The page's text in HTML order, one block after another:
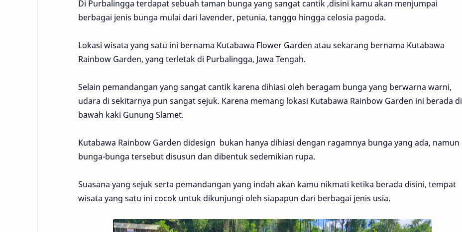
Di Purbalingga terdapat sebuah taman bunga yang sangat cantik ,disini kamu akan menjumpai
berbagai jenis bunga mulai dari lavender, petunia, tanggo hingga celosia pagoda.
Lokasi wisata yang satu ini bernama Kutabawa Flower Garden atau sekarang bernama Kutabawa
Rainbow Garden, yang terletak di Purbalingga, Jawa Tengah.
Selain pemandangan yang sangat cantik karena dihiasi oleh beragam bunga yang berwarna warni,
udara di sekitarnya pun sangat sejuk. Karena memang lokasi Kutabawa Rainbow Garden ini berada di
bawah kaki Gunung Slamet.
Kutabawa Rainbow Garden didesign bukan hanya dihiasi dengan ragamnya bunga yang ada, namun
bunga-bunga tersebut disusun dan dibentuk sedemikian rupa.
Suasana yang sejuk serta pemandangan yang indah akan kamu nikmati ketika berada disini, tempat
wisata yang satu ini cocok untuk dikunjungi oleh siapapun dari berbagai jenis usia.